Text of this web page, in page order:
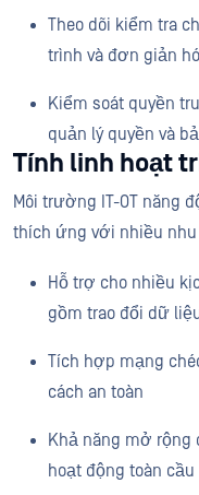
Theo dõi kiểm tra
trình và đơn giản
Kiểm soát quyền
quản lý quyền và
Tính linh hoạt
Môi trường IT-OT năng
thích ứng với nhiều nhu
Hỗ trợ cho nhiều
gồm trao đổi dữ
Tích hợp mạng
cách an toàn
Khả năng mở rộng
hoạt động toàn cầu